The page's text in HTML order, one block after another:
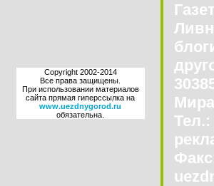
Copyright 2002-2014
Все права защищены.
При использовании материалов
сайта прямая гиперссылка на
www.uezdnygorod.ru
обязательна.
Тел.: